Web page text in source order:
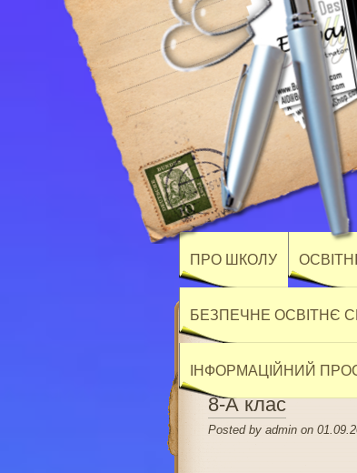
ПРО ШКОЛУ
БЕЗПЕЧНЕ ОСВІТНЄ
ІНФОРМАЦІЙНИЙ
8-А клас
Posted by admin on